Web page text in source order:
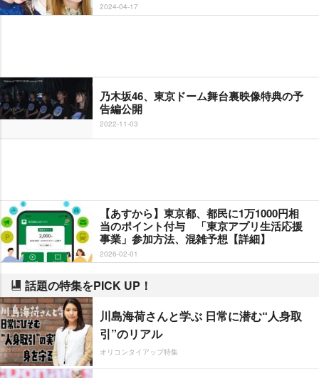
2024-04-17
乃木坂46、東京ドーム舞台裏映像特典の予
告編公開
2022-11-03
【あすから】東京都、都民に1万1000円相
当のポイント付与 「東京アプリ生活応援
事業」参加方法、混雑予想【詳細】
2026-02-01
話題の特集をPICK UP！
川島海荷さんと学ぶ 日常に潜む“人身取
引”のリアル
オリコンタイアップ特集